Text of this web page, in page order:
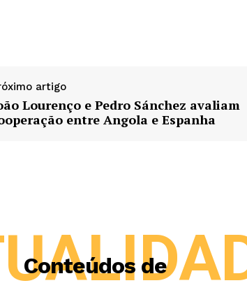
artigo
Lourenço e Pedro Sánchez avaliam
entre Angola e Espanha
Conteúdos de